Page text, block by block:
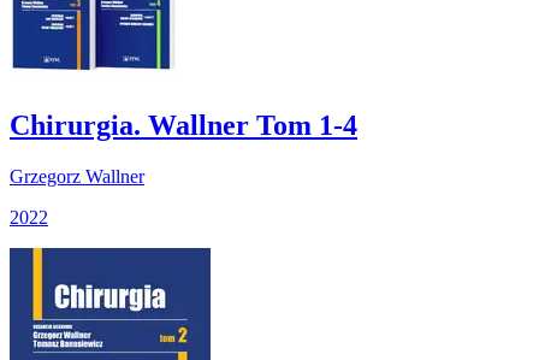
Chirurgia. Wallner Tom 1-4
Grzegorz Wallner
2022